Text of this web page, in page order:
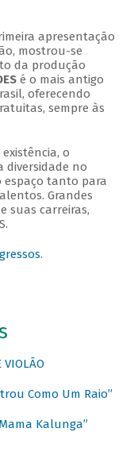
apresentação
mostrou-se
da produção
é o mais antigo
oferecendo
sempre às
o
diversidade no
espaço tanto para
Grandes
suas carreiras,
.
VIOLÃO
Como Um Raio”
Kalunga”